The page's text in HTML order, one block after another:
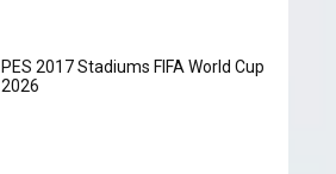
PES 2017 Stadiums FIFA World Cup
2026